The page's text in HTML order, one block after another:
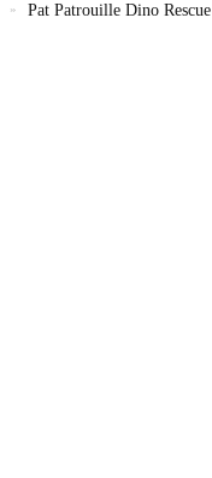
» Pat Patrouille Dino Rescue